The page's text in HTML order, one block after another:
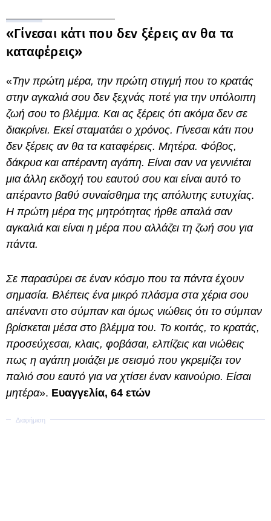
«Γίνεσαι κάτι που δεν ξέρεις αν θα τα
καταφέρεις»
«Την πρώτη μέρα, την πρώτη στιγμή που το κρατάς
στην αγκαλιά σου δεν ξεχνάς ποτέ για την υπόλοιπη
ζωή σου το βλέμμα. Και ας ξέρεις ότι ακόμα δεν σε
διακρίνει. Εκεί σταματάει ο χρόνος. Γίνεσαι κάτι που
δεν ξέρεις αν θα τα καταφέρεις. Μητέρα. Φόβος,
δάκρυα και απέραντη αγάπη. Είναι σαν να γεννιέται
μια άλλη εκδοχή του εαυτού σου και είναι αυτό το
απέραντο βαθύ συναίσθημα της απόλυτης ευτυχίας.
Η πρώτη μέρα της μητρότητας ήρθε απαλά σαν
αγκαλιά και είναι η μέρα που αλλάζει τη ζωή σου για
πάντα.
Σε παρασύρει σε έναν κόσμο που τα πάντα έχουν
σημασία. Βλέπεις ένα μικρό πλάσμα στα χέρια σου
απέναντι στο σύμπαν και όμως νιώθεις ότι το σύμπαν
βρίσκεται μέσα στο βλέμμα του. Το κοιτάς, το κρατάς,
προσεύχεσαι, κλαις, φοβάσαι, ελπίζεις και νιώθεις
πως η αγάπη μοιάζει με σεισμό που γκρεμίζει τον
παλιό σου εαυτό για να χτίσει έναν καινούριο. Είσαι
μητέρα». Ευαγγελία, 64 ετών